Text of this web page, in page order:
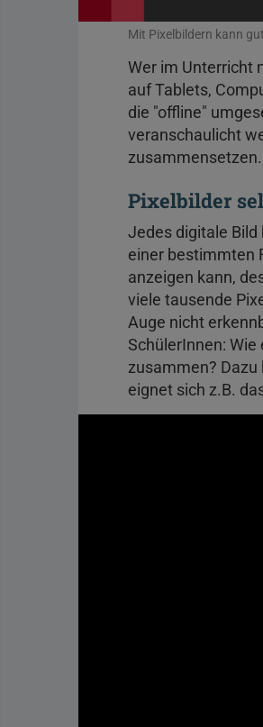
Mit Pixelbildern kann
Wer im Unterricht
auf Tablets,
die "offline"
veranschaulicht
zusammensetzen.
Pixelbilder
Jedes digitale Bild
einer bestimmten
anzeigen kann,
viele tausende
Auge nicht
SchülerInnen:
zusammen?
eignet sich z.B.